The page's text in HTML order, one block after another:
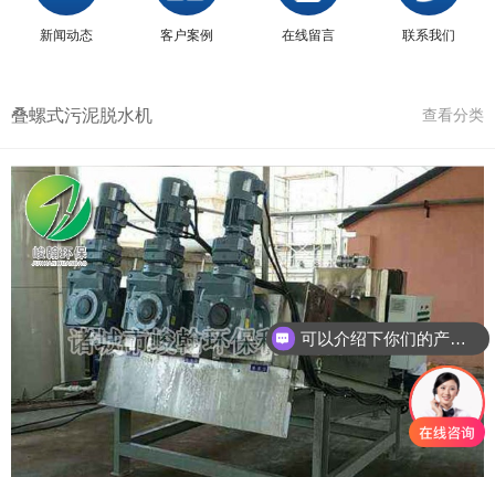
新闻动态 客户案例 在线留言 联系我们
叠螺式污泥脱水机 查看分类
可以介绍下你们的产品么